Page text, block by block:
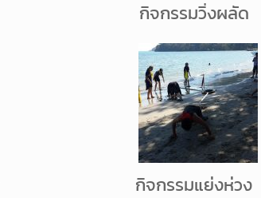
กิจกรรมวิ่งผลัด
กิจกรรมแย่งห่วง